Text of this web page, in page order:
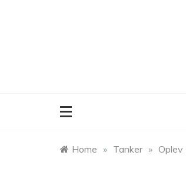
Home » Tanker » Oplev